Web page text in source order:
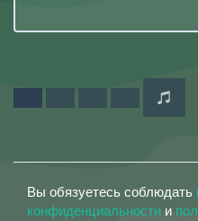
Вы обязуетесь соблюдать
конфиденциальности и